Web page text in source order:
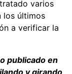
varios
los últimos
a verificar la
publicado en
y girando